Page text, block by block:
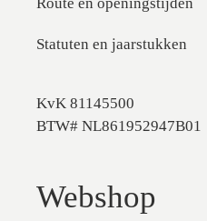
Statuten en jaarstukken
KvK 81145500
BTW# NL861952947B01
Webshop